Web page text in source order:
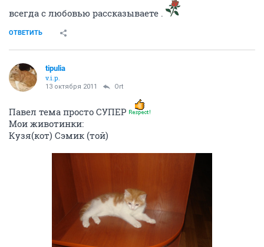
всегда с любовью рассказываете .
ОТВЕТИТЬ
tipulia
v.i.p.
13 октября 2011 Ort
Павел тема просто СУПЕР
Мои животинки:
Кузя(кот) Сэмик (той)